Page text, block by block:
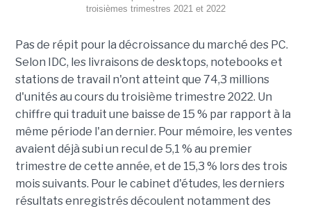
troisièmes trimestres 2021 et 2022
Pas de répit pour la décroissance du marché des PC.
Selon IDC, les livraisons de desktops, notebooks et
stations de travail n'ont atteint que 74,3 millions
d'unités au cours du troisième trimestre 2022. Un
chiffre qui traduit une baisse de 15 % par rapport à la
même période l'an dernier. Pour mémoire, les ventes
avaient déjà subi un recul de 5,1 % au premier
trimestre de cette année, et de 15,3 % lors des trois
mois suivants. Pour le cabinet d'études, les derniers
résultats enregistrés découlent notamment des